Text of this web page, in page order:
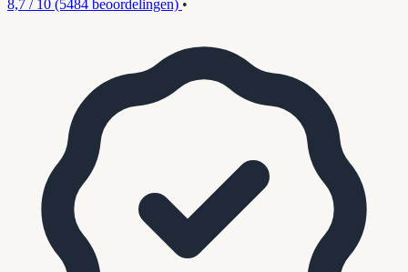
8,7 / 10 (5484 beoordelingen) •